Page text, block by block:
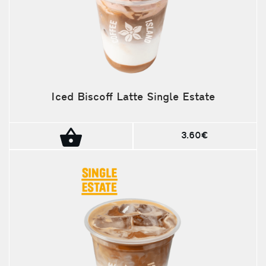
Iced Biscoff Latte Single Estate
3.60€